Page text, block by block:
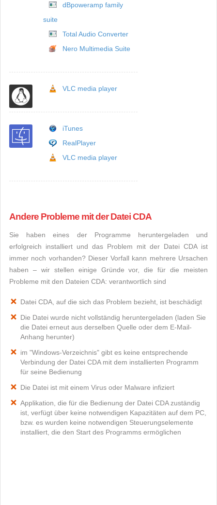
dBpoweramp family
suite
Total Audio Converter
Nero Multimedia Suite
VLC media player
iTunes
RealPlayer
VLC media player
Andere Probleme mit der Datei CDA
Sie haben eines der Programme heruntergeladen und
erfolgreich installiert und das Problem mit der Datei CDA ist
immer noch vorhanden? Dieser Vorfall kann mehrere Ursachen
haben – wir stellen einige Gründe vor, die für die meisten
Probleme mit den Dateien CDA: verantwortlich sind
Datei CDA, auf die sich das Problem bezieht, ist beschädigt
Die Datei wurde nicht vollständig heruntergeladen (laden Sie
die Datei erneut aus derselben Quelle oder dem E-Mail-
Anhang herunter)
im "Windows-Verzeichnis" gibt es keine entsprechende
Verbindung der Datei CDA mit dem installierten Programm
für seine Bedienung
Die Datei ist mit einem Virus oder Malware infiziert
Applikation, die für die Bedienung der Datei CDA zuständig
ist, verfügt über keine notwendigen Kapazitäten auf dem PC,
bzw. es wurden keine notwendigen Steuerungselemente
installiert, die den Start des Programms ermöglichen